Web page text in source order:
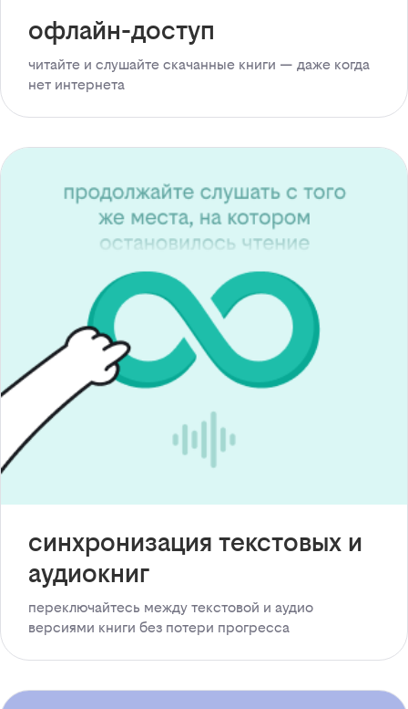
офлайн-доступ
читайте и слушайте скачанные книги — даже когда
нет интернета
синхронизация текстовых и
аудиокниг
переключайтесь между текстовой и аудио
версиями книги без потери прогресса